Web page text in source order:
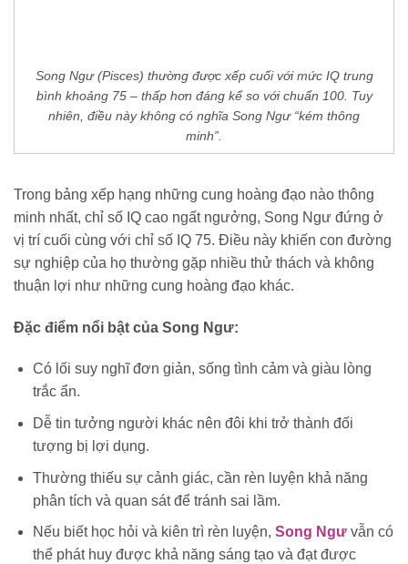
Song Ngư (Pisces) thường được xếp cuối với mức IQ trung
bình khoảng 75 – thấp hơn đáng kể so với chuẩn 100. Tuy
nhiên, điều này không có nghĩa Song Ngư “kém thông
minh”.
Trong bảng xếp hạng những cung hoàng đạo nào thông
minh nhất, chỉ số IQ cao ngất ngưởng, Song Ngư đứng ở
vị trí cuối cùng với chỉ số IQ 75. Điều này khiến con đường
sự nghiệp của họ thường gặp nhiều thử thách và không
thuận lợi như những cung hoàng đạo khác.
Đặc điểm nổi bật của Song Ngư:
Có lối suy nghĩ đơn giản, sống tình cảm và giàu lòng
trắc ẩn.
Dễ tin tưởng người khác nên đôi khi trở thành đối
tượng bị lợi dụng.
Thường thiếu sự cảnh giác, cần rèn luyện khả năng
phân tích và quan sát để tránh sai lầm.
Nếu biết học hỏi và kiên trì rèn luyện, Song Ngưvẫn có
thể phát huy được khả năng sáng tạo và đạt được